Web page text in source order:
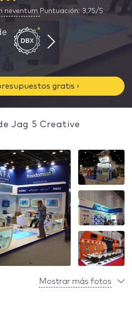
neventum Puntuación: 3,75/5
gratis ›
Jag 5 Creative
Mostrar más fotos